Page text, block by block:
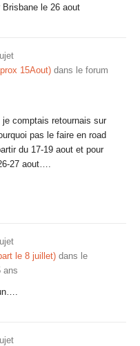
le 26 aout
15Aout) dans le forum
comptais retournais sur
pas le faire en road
du 17-19 aout et pour
27 aout….
le 8 juillet) dans le
ans